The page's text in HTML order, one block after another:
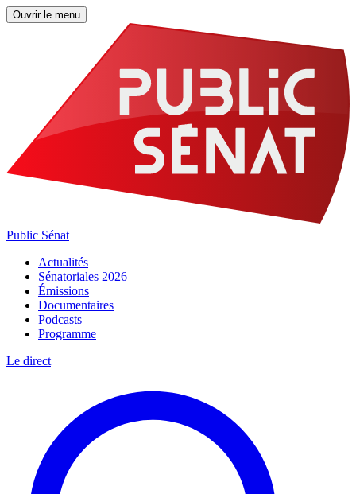
Ouvrir le menu
Public Sénat
Actualités
Sénatoriales 2026
Émissions
Documentaires
Podcasts
Programme
Le direct